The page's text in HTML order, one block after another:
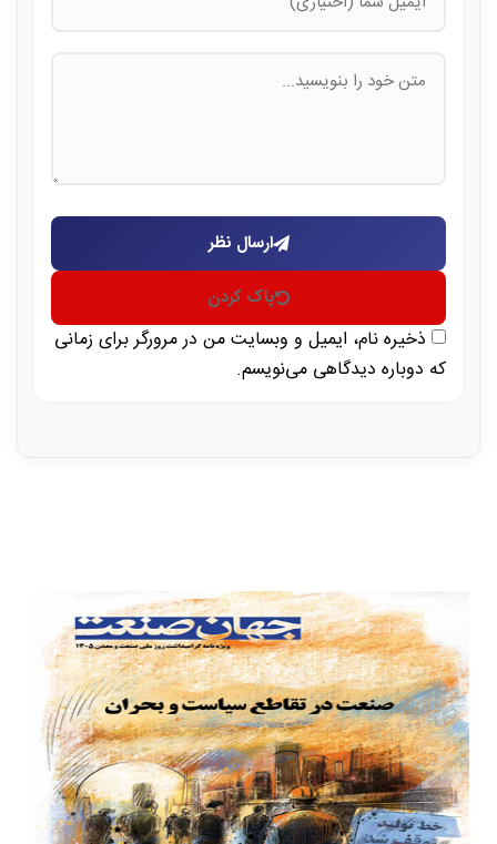
ارسال نظر
پاک کردن
ذخیره نام، ایمیل و وبسایت من در مرورگر برای زمانی
که دوباره دیدگاهی می‌نویسم.